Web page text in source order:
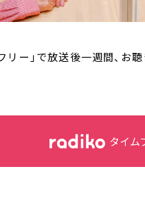
リー」で放送後一週間、
タイム